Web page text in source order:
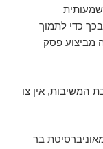
כדי לתמוך
מביצוע פסק
אין צו
בר